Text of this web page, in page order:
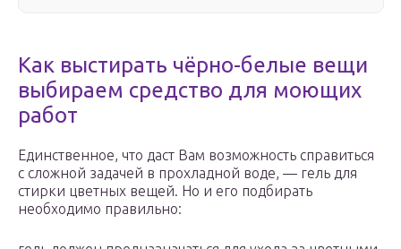
Как выстирать чёрно-белые вещи
выбираем средство для моющих
работ
Единственное, что даст Вам возможность справиться
с сложной задачей в прохладной воде, — гель для
стирки цветных вещей. Но и его подбирать
необходимо правильно: